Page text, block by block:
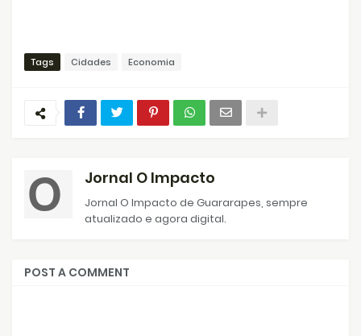
Tags Cidades Economia
Jornal O Impacto
Jornal O Impacto de Guararapes, sempre
atualizado e agora digital.
POST A COMMENT